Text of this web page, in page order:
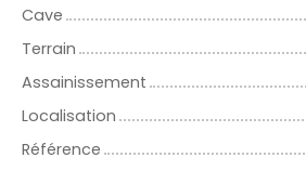
Cave
Terrain
Assainissement
Localisation
Référence